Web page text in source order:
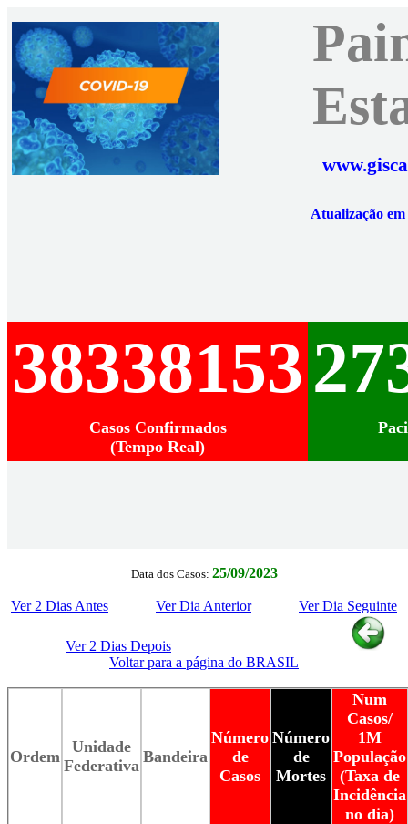
Atualização
38338153
Casos Confirmados
(Tempo Real)
Data dos Casos: 25/09/2023
Ver 2 Dias Antes Ver Dia Anterior Ver Dia Seguinte
Ver 2 Dias Depois
Voltar para a página do BRASIL
Ordem
Unidade
Federativa Bandeira
Número
de
Casos
Número
de
Mortes
Num
Casos/
1M
População
(Taxa de
Incidência
no dia)